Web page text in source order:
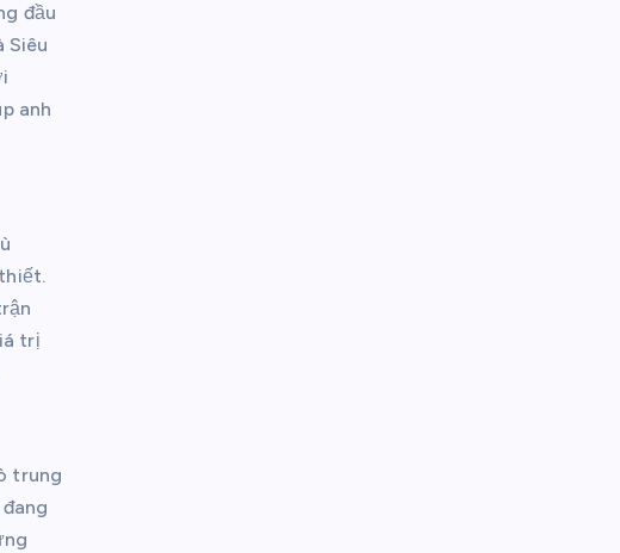
đầu
Siêu
anh
trị
trung